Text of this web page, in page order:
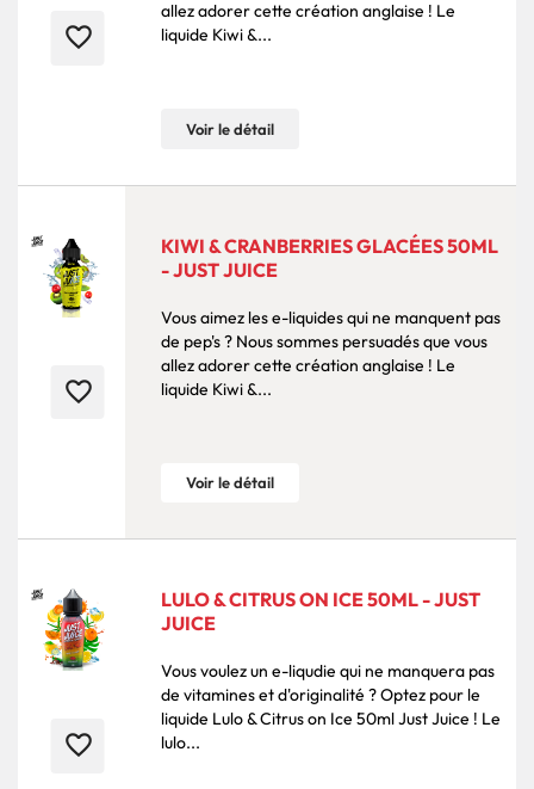
favorite_border
allez adorer cette création anglaise ! Le
liquide Kiwi &...
Voir le détail
favorite_border
KIWI & CRANBERRIES GLACÉES 50ML
- JUST JUICE
Vous aimez les e-liquides qui ne manquent pas
de pep's ? Nous sommes persuadés que vous
allez adorer cette création anglaise ! Le
liquide Kiwi &...
Voir le détail
favorite_border
LULO & CITRUS ON ICE 50ML - JUST
JUICE
Vous voulez un e-liqudie qui ne manquera pas
de vitamines et d'originalité ? Optez pour le
liquide Lulo & Citrus on Ice 50ml Just Juice ! Le
lulo...